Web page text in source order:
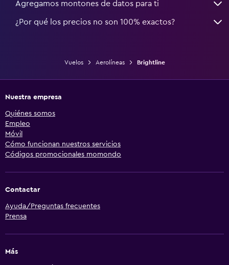
Agregamos montones de datos para ti
¿Por qué los precios no son 100% exactos?
Vuelos Aerolíneas Brightline
Nuestra empresa
Quiénes somos
Empleo
Móvil
Cómo funcionan nuestros servicios
Códigos promocionales momondo
Contactar
Ayuda/Preguntas frecuentes
Prensa
Más